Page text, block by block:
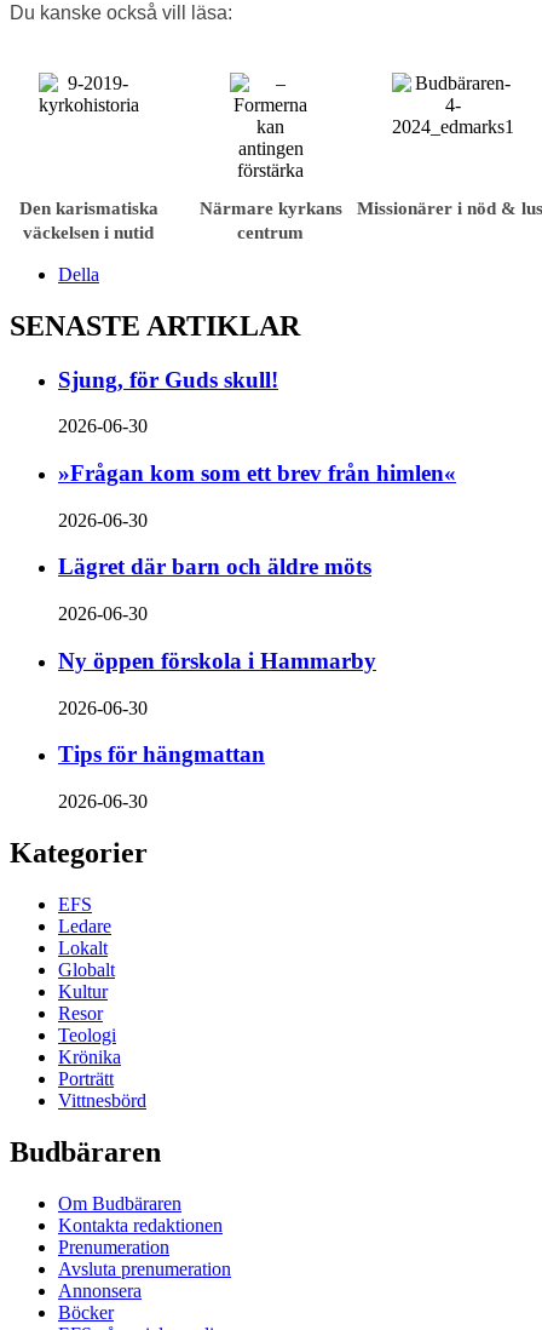
Du kanske också vill läsa:
Den karismatiska
väckelsen i nutid
Närmare kyrkans
centrum
Missionärer i nöd &
Della
SENASTE ARTIKLAR
Sjung, för Guds skull!
2026-06-30
»Frågan kom som ett brev från himlen«
2026-06-30
Lägret där barn och äldre möts
2026-06-30
Ny öppen förskola i Hammarby
2026-06-30
Tips för hängmattan
2026-06-30
Kategorier
EFS
Ledare
Lokalt
Globalt
Kultur
Resor
Teologi
Krönika
Porträtt
Vittnesbörd
Budbäraren
Om Budbäraren
Kontakta redaktionen
Prenumeration
Avsluta prenumeration
Annonsera
Böcker